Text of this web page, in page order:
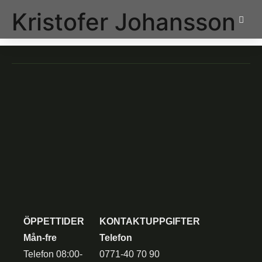
Kristofer Johansson
ÖPPETTIDER
Mån-fre
Telefon 08:00-
KONTAKTUPPGIFTER
Telefon
0771-40 70 90